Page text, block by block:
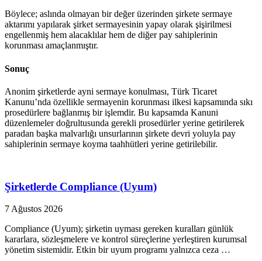
Böylece; aslında olmayan bir değer üzerinden şirkete sermaye
aktarımı yapılarak şirket sermayesinin yapay olarak şişirilmesi
engellenmiş hem alacaklılar hem de diğer pay sahiplerinin
korunması amaçlanmıştır.
Sonuç
Anonim şirketlerde ayni sermaye konulması, Türk Ticaret
Kanunu’nda özellikle sermayenin korunması ilkesi kapsamında sıkı
prosedürlere bağlanmış bir işlemdir. Bu kapsamda Kanuni
düzenlemeler doğrultusunda gerekli prosedürler yerine getirilerek
paradan başka malvarlığı unsurlarının şirkete devri yoluyla pay
sahiplerinin sermaye koyma taahhütleri yerine getirilebilir.
Şirketlerde Compliance (Uyum)
7 Ağustos 2026
Compliance (Uyum); şirketin uyması gereken kuralları günlük
kararlara, sözleşmelere ve kontrol süreçlerine yerleştiren kurumsal
yönetim sistemidir. Etkin bir uyum programı yalnızca ceza …